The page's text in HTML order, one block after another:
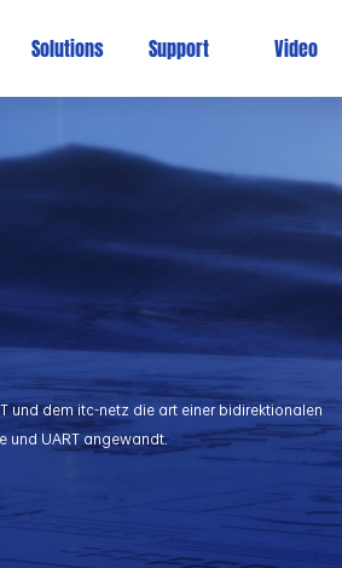
Solutions Support Video
und dem itc-netz die art einer bidirektionalen
und UART angewandt.